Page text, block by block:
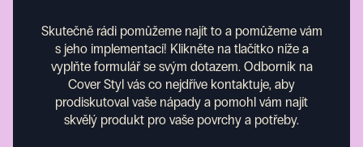
Skutečně rádi pomůžeme najít to a pomůžeme vám
s jeho implementací! Klikněte na tlačítko níže a
vyplňte formulář se svým dotazem. Odborník na
Cover Styl vás co nejdříve kontaktuje, aby
prodiskutoval vaše nápady a pomohl vám najít
skvělý produkt pro vaše povrchy a potřeby.